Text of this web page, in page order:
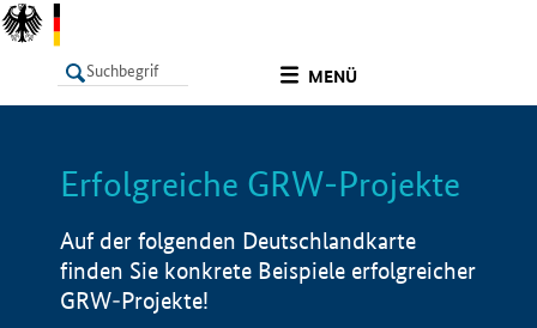
MENÜ
LISTE Info
Erfolgreiche GRW-Projekte
Auf der folgenden Deutschlandkarte
finden Sie konkrete Beispiele erfolgreicher
GRW-Projekte!